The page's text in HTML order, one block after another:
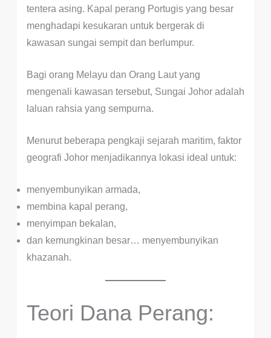
tentera asing. Kapal perang Portugis yang besar
menghadapi kesukaran untuk bergerak di
kawasan sungai sempit dan berlumpur.
Bagi orang Melayu dan Orang Laut yang
mengenali kawasan tersebut, Sungai Johor adalah
laluan rahsia yang sempurna.
Menurut beberapa pengkaji sejarah maritim, faktor
geografi Johor menjadikannya lokasi ideal untuk:
menyembunyikan armada,
membina kapal perang,
menyimpan bekalan,
dan kemungkinan besar… menyembunyikan
khazanah.
Teori Dana Perang: